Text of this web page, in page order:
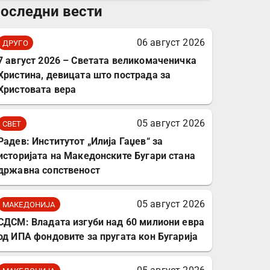
комплет за заштита на
вести
ДРУГО
06 август 2026
август 2026 – Светата великомаченичка
девицата што пострада за
вера
СВЕТ
05 август 2026
Институтот „Илија Гаџев“ за
на Македонските Бугари стана
сопственост
МАКЕДОНИЈА
05 август 2026
Владата изгуби над 60 милиони евра
ИПА фондовите за пругата кон Бугарија